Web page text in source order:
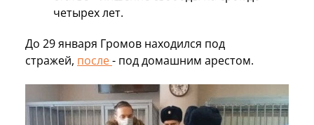
четырех лет.
До 29 января Громов находился под
стражей, после- под домашним арестом.